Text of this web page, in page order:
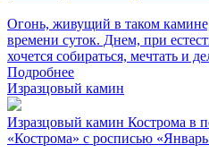
Огонь, живущий в таком
времени суток. Днем, при
хочется собираться, мечтать и
Подробнее
Изразцовый камин
Изразцовый камин Кострома в
«Кострома» с росписью